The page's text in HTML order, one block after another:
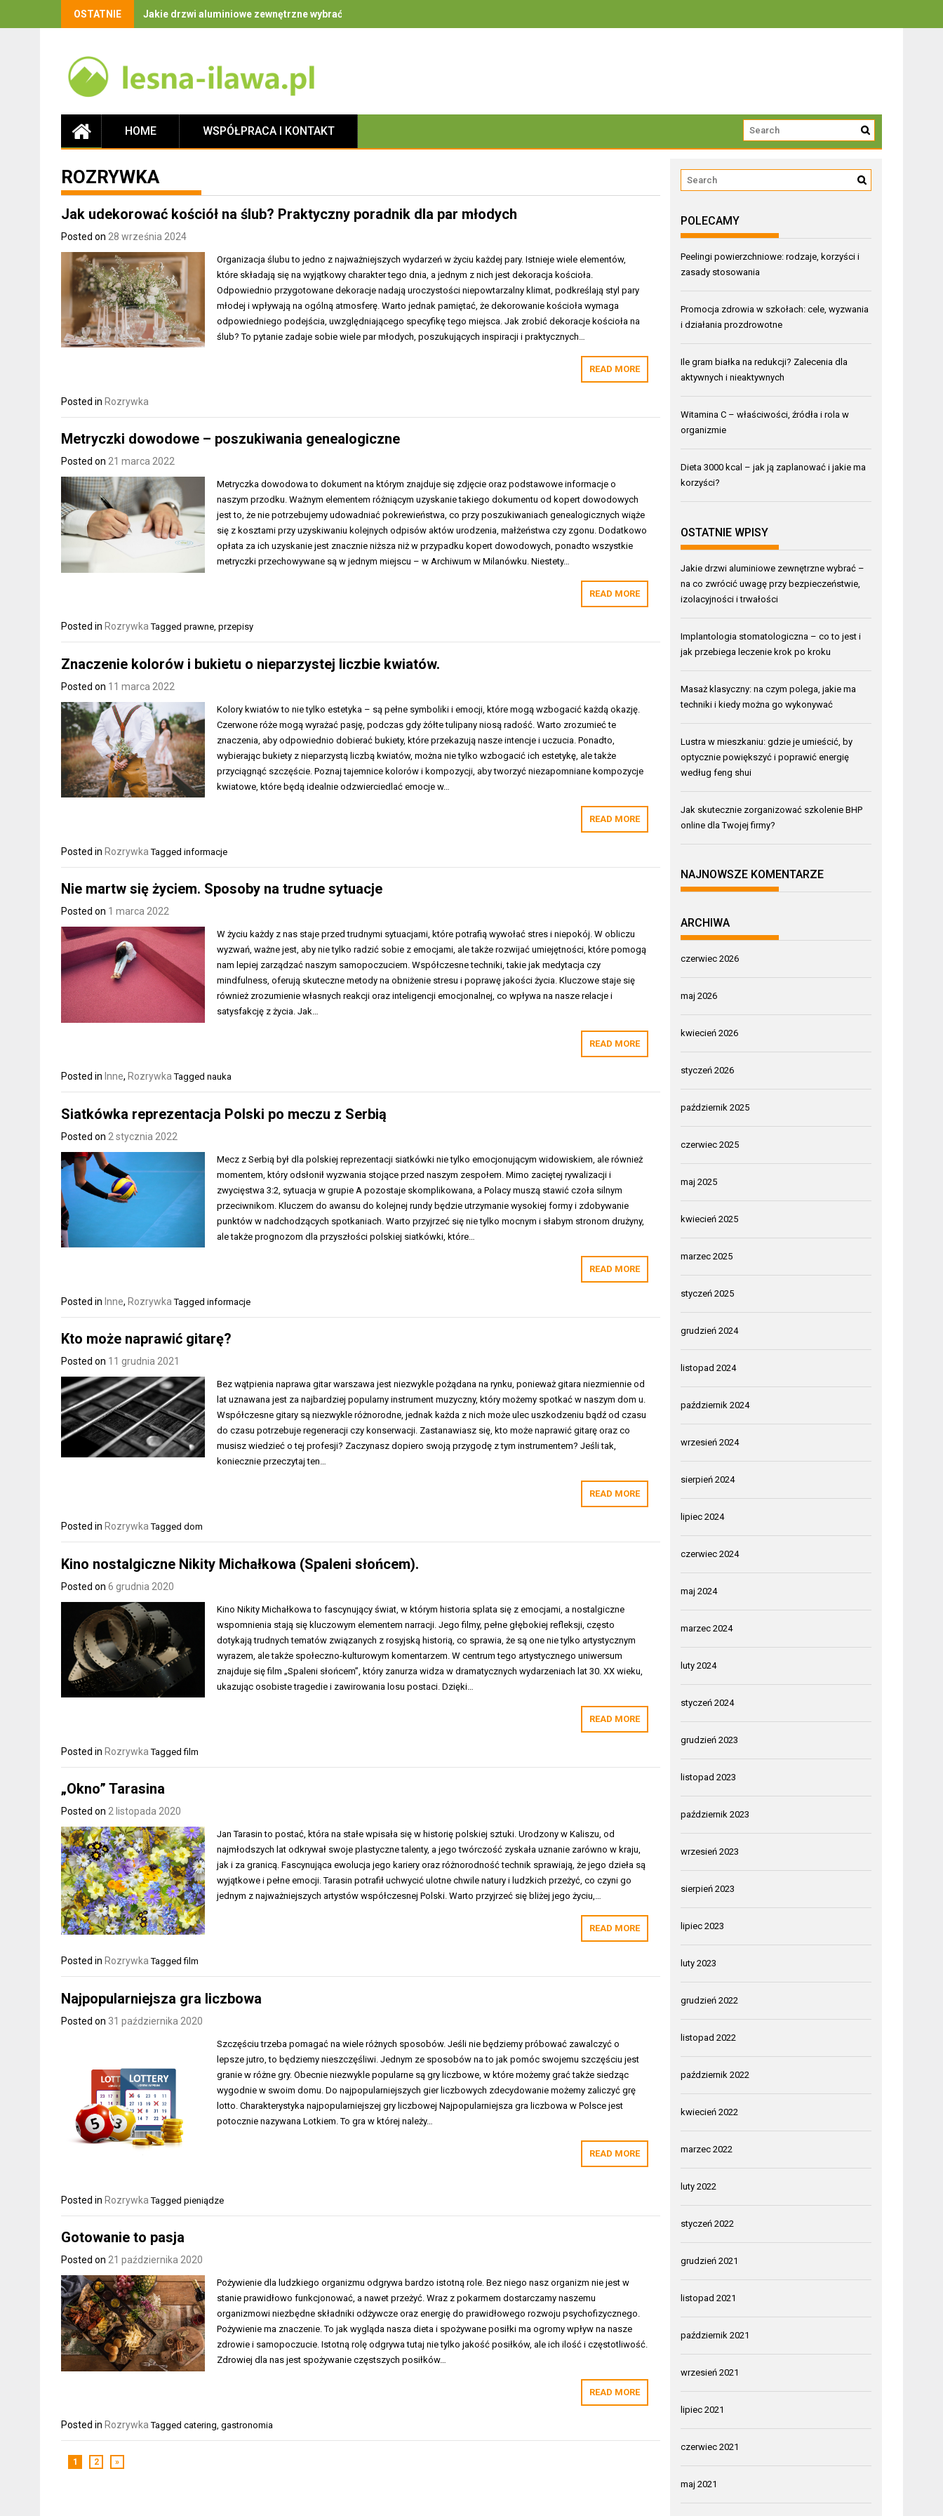
OSTATNIE Jakie drzwi aluminiowe zewnętrzne wybrać – na co zwrócić uwagę przy bezpieczeństwie, izolacyjności i trwałości
HOME WSPÓŁPRACA I KONTAKT
ROZRYWKA
Jak udekorować kościół na ślub? Praktyczny poradnik dla par młodych
Posted on 28 września 2024
Organizacja ślubu to jedno z najważniejszych wydarzeń w życiu każdej pary. Istnieje wiele elementów,
które składają się na wyjątkowy charakter tego dnia, a jednym z nich jest dekoracja kościoła.
Odpowiednio przygotowane dekoracje nadają uroczystości niepowtarzalny klimat, podkreślają styl pary
młodej i wpływają na ogólną atmosferę. Warto jednak pamiętać, że dekorowanie kościoła wymaga
odpowiedniego podejścia, uwzględniającego specyfikę tego miejsca. Jak zrobić dekoracje kościoła na
ślub? To pytanie zadaje sobie wiele par młodych, poszukujących inspiracji i praktycznych…
READ MORE
Posted in Rozrywka
Metryczki dowodowe – poszukiwania genealogiczne
Posted on 21 marca 2022
Metryczka dowodowa to dokument na którym znajduje się zdjęcie oraz podstawowe informacje o
naszym przodku. Ważnym elementem różniącym uzyskanie takiego dokumentu od kopert dowodowych
jest to, że nie potrzebujemy udowadniać pokrewieństwa, co przy poszukiwaniach genealogicznych wiąże
się z kosztami przy uzyskiwaniu kolejnych odpisów aktów urodzenia, małżeństwa czy zgonu. Dodatkowo
opłata za ich uzyskanie jest znacznie niższa niż w przypadku kopert dowodowych, ponadto wszystkie
metryczki przechowywane są w jednym miejscu – w Archiwum w Milanówku. Niestety…
READ MORE
Posted in Rozrywka Tagged prawne, przepisy
Znaczenie kolorów i bukietu o nieparzystej liczbie kwiatów.
Posted on 11 marca 2022
Kolory kwiatów to nie tylko estetyka – są pełne symboliki i emocji, które mogą wzbogacić każdą okazję.
Czerwone róże mogą wyrażać pasję, podczas gdy żółte tulipany niosą radość. Warto zrozumieć te
znaczenia, aby odpowiednio dobierać bukiety, które przekazują nasze intencje i uczucia. Ponadto,
wybierając bukiety z nieparzystą liczbą kwiatów, można nie tylko wzbogacić ich estetykę, ale także
przyciągnąć szczęście. Poznaj tajemnice kolorów i kompozycji, aby tworzyć niezapomniane kompozycje
kwiatowe, które będą idealnie odzwierciedlać emocje w…
READ MORE
Posted in Rozrywka Tagged informacje
Nie martw się życiem. Sposoby na trudne sytuacje
Posted on 1 marca 2022
W życiu każdy z nas staje przed trudnymi sytuacjami, które potrafią wywołać stres i niepokój. W obliczu
wyzwań, ważne jest, aby nie tylko radzić sobie z emocjami, ale także rozwijać umiejętności, które pomogą
nam lepiej zarządzać naszym samopoczuciem. Współczesne techniki, takie jak medytacja czy
mindfulness, oferują skuteczne metody na obniżenie stresu i poprawę jakości życia. Kluczowe staje się
również zrozumienie własnych reakcji oraz inteligencji emocjonalnej, co wpływa na nasze relacje i
satysfakcję z życia. Jak…
READ MORE
Posted in Inne, Rozrywka Tagged nauka
Siatkówka reprezentacja Polski po meczu z Serbią
Posted on 2 stycznia 2022
Mecz z Serbią był dla polskiej reprezentacji siatkówki nie tylko emocjonującym widowiskiem, ale również
momentem, który odsłonił wyzwania stojące przed naszym zespołem. Mimo zaciętej rywalizacji i
zwycięstwa 3:2, sytuacja w grupie A pozostaje skomplikowana, a Polacy muszą stawić czoła silnym
przeciwnikom. Kluczem do awansu do kolejnej rundy będzie utrzymanie wysokiej formy i zdobywanie
punktów w nadchodzących spotkaniach. Warto przyjrzeć się nie tylko mocnym i słabym stronom drużyny,
ale także prognozom dla przyszłości polskiej siatkówki, które…
READ MORE
Posted in Inne, Rozrywka Tagged informacje
Kto może naprawić gitarę?
Posted on 11 grudnia 2021
Bez wątpienia naprawa gitar warszawa jest niezwykle pożądana na rynku, ponieważ gitara niezmiennie od
lat uznawana jest za najbardziej popularny instrument muzyczny, który możemy spotkać w naszym dom u.
Współczesne gitary są niezwykle różnorodne, jednak każda z nich może ulec uszkodzeniu bądź od czasu
do czasu potrzebuje regeneracji czy konserwacji. Zastanawiasz się, kto może naprawić gitarę oraz co
musisz wiedzieć o tej profesji? Zaczynasz dopiero swoją przygodę z tym instrumentem? Jeśli tak,
koniecznie przeczytaj ten…
READ MORE
Posted in Rozrywka Tagged dom
Kino nostalgiczne Nikity Michałkowa (Spaleni słońcem).
Posted on 6 grudnia 2020
Kino Nikity Michałkowa to fascynujący świat, w którym historia splata się z emocjami, a nostalgiczne
wspomnienia stają się kluczowym elementem narracji. Jego filmy, pełne głębokiej refleksji, często
dotykają trudnych tematów związanych z rosyjską historią, co sprawia, że są one nie tylko artystycznym
wyrazem, ale także społeczno-kulturowym komentarzem. W centrum tego artystycznego uniwersum
znajduje się film „Spaleni słońcem”, który zanurza widza w dramatycznych wydarzeniach lat 30. XX wieku,
ukazując osobiste tragedie i zawirowania losu postaci. Dzięki…
READ MORE
Posted in Rozrywka Taggedfilm
„Okno” Tarasina
Posted on 2 listopada 2020
Jan Tarasin to postać, która na stałe wpisała się w historię polskiej sztuki. Urodzony w Kaliszu, od
najmłodszych lat odkrywał swoje plastyczne talenty, a jego twórczość zyskała uznanie zarówno w kraju,
jak i za granicą. Fascynująca ewolucja jego kariery oraz różnorodność technik sprawiają, że jego dzieła są
wyjątkowe i pełne emocji. Tarasin potrafił uchwycić ulotne chwile natury i ludzkich przeżyć, co czyni go
jednym z najważniejszych artystów współczesnej Polski. Warto przyjrzeć się bliżej jego życiu,…
READ MORE
Posted in Rozrywka Taggedfilm
Najpopularniejsza gra liczbowa
Posted on 31 października 2020
Szczęściu trzeba pomagać na wiele różnych sposobów. Jeśli nie będziemy próbować zawalczyć o
lepsze jutro, to będziemy nieszczęśliwi. Jednym ze sposobów na to jak pomóc swojemu szczęściu jest
granie w różne gry. Obecnie niezwykle popularne są gry liczbowe, w które możemy grać także siedząc
wygodnie w swoim domu. Do najpopularniejszych gier liczbowych zdecydowanie możemy zaliczyć grę
lotto. Charakterystyka najpopularniejszej gry liczbowej Najpopularniejsza gra liczbowa w Polsce jest
potocznie nazywana Lotkiem. To gra w której należy…
READ MORE
Posted in Rozrywka Tagged pieniądze
Gotowanie to pasja
Posted on 21 października 2020
Pożywienie dla ludzkiego organizmu odgrywa bardzo istotną role. Bez niego nasz organizm nie jest w
stanie prawidłowo funkcjonować, a nawet przeżyć. Wraz z pokarmem dostarczamy naszemu
organizmowi niezbędne składniki odżywcze oraz energię do prawidłowego rozwoju psychofizycznego.
Pożywienie ma znaczenie. To jak wygląda nasza dieta i spożywane posiłki ma ogromy wpływ na nasze
zdrowie i samopoczucie. Istotną rolę odgrywa tutaj nie tylko jakość posiłków, ale ich ilość i częstotliwość.
Zdrowiej dla nas jest spożywanie częstszych posiłków…
READ MORE
Posted in Rozrywka Tagged catering, gastronomia
1 2 »
POLECAMY
Peelingi powierzchniowe: rodzaje, korzyści i
zasady stosowania
Promocja zdrowia w szkołach: cele, wyzwania
i działania prozdrowotne
Ile gram białka na redukcji? Zalecenia dla
aktywnych i nieaktywnych
Witamina C – właściwości, źródła i rola w
organizmie
Dieta 3000 kcal – jak ją zaplanować i jakie ma
korzyści?
OSTATNIE WPISY
Jakie drzwi aluminiowe zewnętrzne wybrać –
na co zwrócić uwagę przy bezpieczeństwie,
izolacyjności i trwałości
Implantologia stomatologiczna – co to jest i
jak przebiega leczenie krok po kroku
Masaż klasyczny: na czym polega, jakie ma
techniki i kiedy można go wykonywać
Lustra w mieszkaniu: gdzie je umieścić, by
optycznie powiększyć i poprawić energię
według feng shui
Jak skutecznie zorganizować szkolenie BHP
online dla Twojej firmy?
NAJNOWSZE KOMENTARZE
ARCHIWA
czerwiec 2026
maj 2026
kwiecień 2026
styczeń 2026
październik 2025
czerwiec 2025
maj 2025
kwiecień 2025
marzec 2025
styczeń 2025
grudzień 2024
listopad 2024
październik 2024
wrzesień 2024
sierpień 2024
lipiec 2024
czerwiec 2024
maj 2024
marzec 2024
luty 2024
styczeń 2024
grudzień 2023
listopad 2023
październik 2023
wrzesień 2023
sierpień 2023
lipiec 2023
luty 2023
grudzień 2022
listopad 2022
październik 2022
kwiecień 2022
marzec 2022
luty 2022
styczeń 2022
grudzień 2021
listopad 2021
październik 2021
wrzesień 2021
lipiec 2021
czerwiec 2021
maj 2021